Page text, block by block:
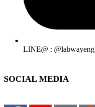
LINE@ : @labwayeng
SOCIAL MEDIA